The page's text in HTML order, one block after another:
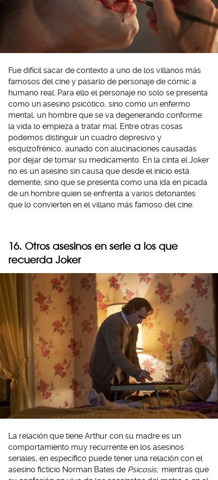
Fue difícil sacar de contexto a uno de los villanos más
famosos del cine y pasarlo de personaje de cómic a
humano real. Para ello el personaje no solo se presenta
como un asesino psicótico, sino como un enfermo
mental, un hombre que se va degenerando conforme
la vida lo empieza a tratar mal. Entre otras cosas
podemos distinguir un cuadro depresivo y
esquizofrénico, aunado con alucinaciones causadas
por dejar de tomar su medicamento. En la cinta el Joker
no es un asesino sin causa que desde el inicio está
demente, sino que se presenta como una ida en picada
de un hombre quien se enfrenta a varios detonantes
que lo convierten en el villano más famoso del cine.
16. Otros asesinos en serie a los que
recuerda Joker
La relación que tiene Arthur con su madre es un
comportamiento muy recurrente en los asesinos
seriales, en específico puede tener una relación con el
asesino ficticio Norman Bates de Psicosis; mientras que